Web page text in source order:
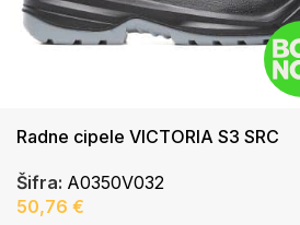
Radne cipele VICTORIA S3 SRC
Šifra: A0350V032
50,76 €